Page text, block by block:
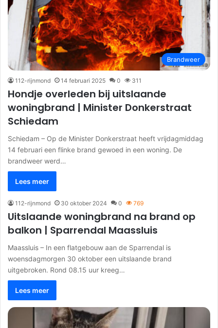
Brandweer
112-rijnmond 14 februari 2025 0 311
Hondje overleden bij uitslaande
woningbrand | Minister Donkerstraat
Schiedam
Schiedam – Op de Minister Donkerstraat heeft vrijdagmiddag
14 februari een flinke brand gewoed in een woning. De
brandweer werd…
Lees meer
112-rijnmond 30 oktober 2024 0 769
Uitslaande woningbrand na brand op
balkon | Sparrendal Maassluis
Maassluis – In een flatgebouw aan de Sparrendal is
woensdagmorgen 30 oktober een uitslaande brand
uitgebroken. Rond 08.15 uur kreeg…
Lees meer